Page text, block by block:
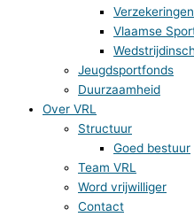
Verzekeringen
Vlaamse
Jeugdsportfonds
Duurzaamheid
Over VRL
Structuur
Goed bestuur
Team VRL
Word vrijwilliger
Contact